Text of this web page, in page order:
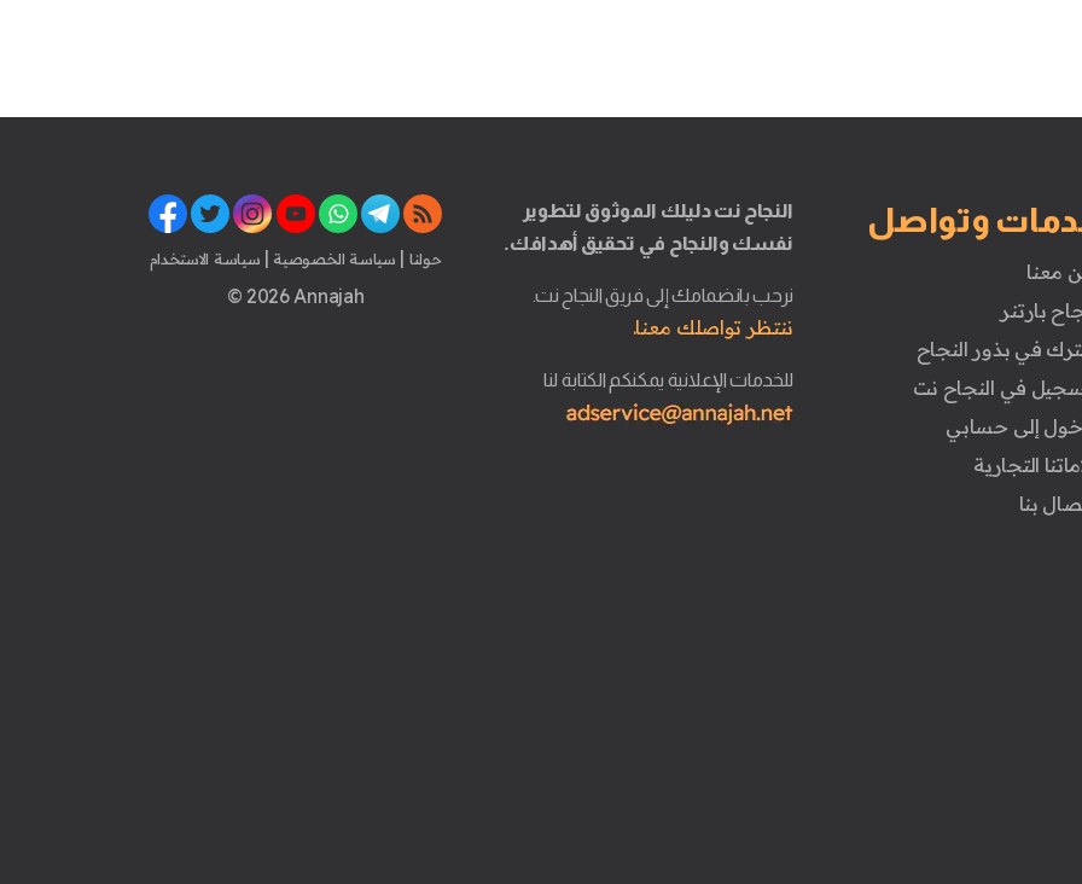
وتواصل
معنا
بارتنر
في بذور النجاح
في النجاح نت
إلى حسابي
التجارية
بنا
النجاح نت دليلك الموثوق لتطوير
نفسك والنجاح في تحقيق أهدافك.
نرحب بانضمامك إلى فريق النجاح نت.
ننتظر تواصلك معنا.
للخدمات الإعلانية يمكنكم الكتابة لنا
حولنا | سياسة الخصوصية | سياسة الاستخدام
© 2026 Annajah